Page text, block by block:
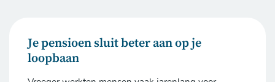
Je pensioen sluit beter aan op je
loopbaan